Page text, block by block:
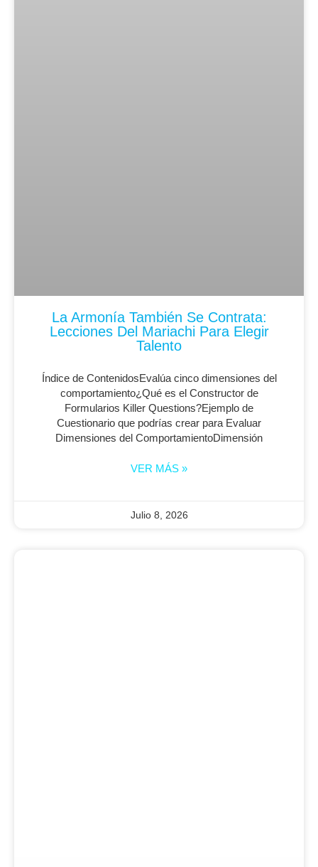
La Armonía También Se Contrata:
Lecciones Del Mariachi Para Elegir
Talento
Índice de ContenidosEvalúa cinco dimensiones del
comportamiento¿Qué es el Constructor de
Formularios Killer Questions?Ejemplo de
Cuestionario que podrías crear para Evaluar
Dimensiones del ComportamientoDimensión
VER MÁS »
Julio 8, 2026